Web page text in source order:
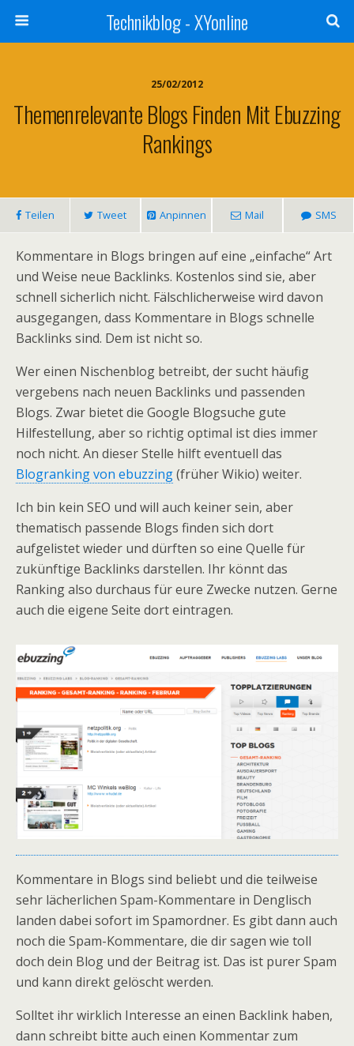
Technikblog - XYonline
25/02/2012
Themenrelevante Blogs Finden Mit Ebuzzing
Rankings
Teilen Tweet Anpinnen Mail SMS
Kommentare in Blogs bringen auf eine „einfache“ Art
und Weise neue Backlinks. Kostenlos sind sie, aber
schnell sicherlich nicht. Fälschlicherweise wird davon
ausgegangen, dass Kommentare in Blogs schnelle
Backlinks sind. Dem ist nicht so.
Wer einen Nischenblog betreibt, der sucht häufig
vergebens nach neuen Backlinks und passenden
Blogs. Zwar bietet die Google Blogsuche gute
Hilfestellung, aber so richtig optimal ist dies immer
noch nicht. An dieser Stelle hilft eventuell das
Blogranking von ebuzzing(früher Wikio) weiter.
Ich bin kein SEO und will auch keiner sein, aber
thematisch passende Blogs finden sich dort
aufgelistet wieder und dürften so eine Quelle für
zukünftige Backlinks darstellen. Ihr könnt das
Ranking also durchaus für eure Zwecke nutzen. Gerne
auch die eigene Seite dort eintragen.
Kommentare in Blogs sind beliebt und die teilweise
sehr lächerlichen Spam-Kommentare in Denglisch
landen dabei sofort im Spamordner. Es gibt dann auch
noch die Spam-Kommentare, die dir sagen wie toll
doch dein Blog und der Beitrag ist. Das ist purer Spam
und kann direkt gelöscht werden.
Solltet ihr wirklich Interesse an einen Backlink haben,
dann schreibt bitte auch einen Kommentar zum